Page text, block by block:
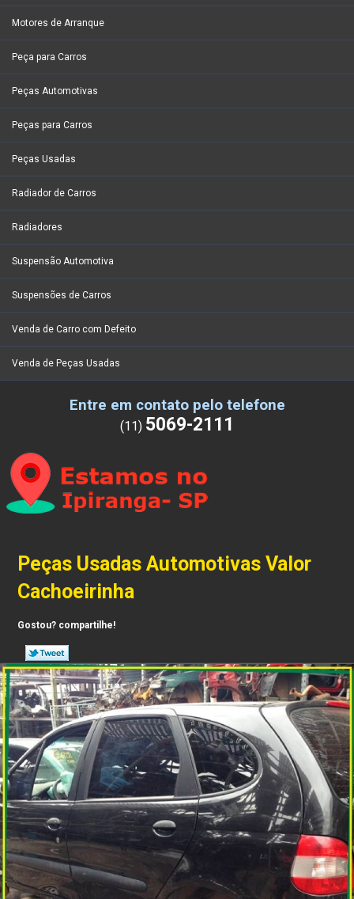
Motores de Arranque
Peça para Carros
Peças Automotivas
Peças para Carros
Peças Usadas
Radiador de Carros
Radiadores
Suspensão Automotiva
Suspensões de Carros
Venda de Carro com Defeito
Venda de Peças Usadas
Entre em contato pelo telefone
(11) 5069-2111
Peças Usadas Automotivas Valor
Cachoeirinha
Gostou? compartilhe!